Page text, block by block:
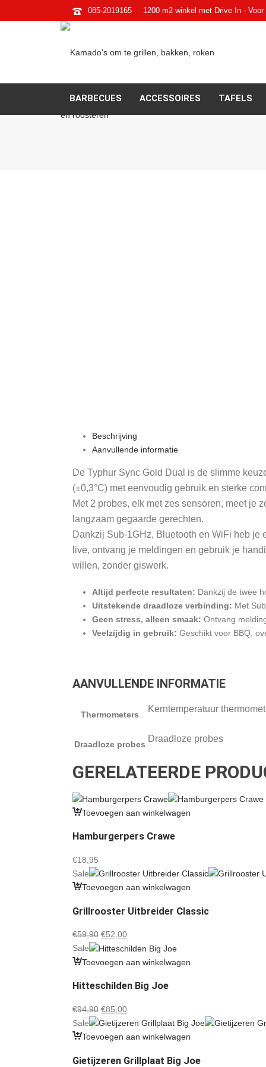
085-2019165 1200 m2 winkel met Drive In -
BARBECUES ACCESSOIRES TAFELS
Beschrijving
Aanvullende informatie
De Typhur Sync Gold Dual is de slimme
(±0,3°C) met eenvoudig gebruik en sterke
Met 2 probes, elk met zes sensoren, meet je
langzaam gegaarde gerechten.
Dankzij Sub-1GHz, Bluetooth en WiFi heb
live, ontvang je meldingen en gebruik je
willen, zonder giswerk.
Altijd perfecte resultaten: Dankzij de twee
Uitstekende draadloze verbinding: Met
Geen stress, alleen smaak: Ontvang
Veelzijdig in gebruik: Geschikt voor BBQ,
AANVULLENDE INFORMATIE
Thermometers
Kerntemperatuur
Draadloze probes
Draadloze probes
GERELATEERDE
Toevoegen aan winkelwagen
Hamburgerpers Crawe
€18,95
Sale
Toevoegen aan winkelwagen
Grillrooster Uitbreider Classic
€59,90 Oorspronkelijke
prijs
was:
€52,00Huidige
prijs
is:
Sale
Toevoegen aan winkelwagen
Hitteschilden Big Joe
€94,90 Oorspronkelijke
prijs
was:
€85,00Huidige
prijs
is:
Sale
Toevoegen aan winkelwagen
Gietijzeren Grillplaat Big Joe